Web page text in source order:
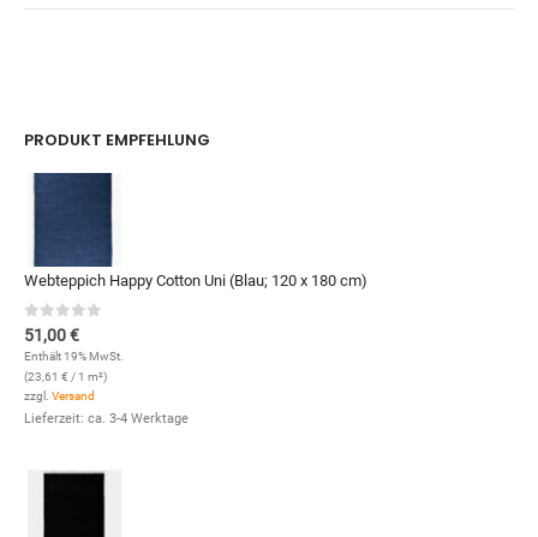
PRODUKT EMPFEHLUNG
Webteppich Happy Cotton Uni (Blau; 120 x 180 cm)
0out of 5
51,00€
Enthält 19% MwSt.
(23,61 € / 1 m²)
zzgl. Versand
Lieferzeit: ca. 3-4 Werktage